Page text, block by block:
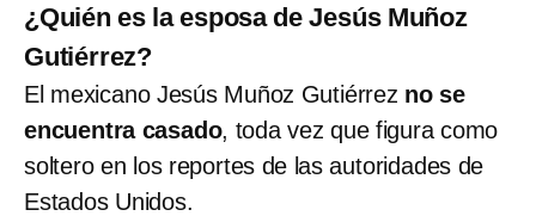
¿Quién es la esposa de Jesús Muñoz
Gutiérrez?
El mexicano Jesús Muñoz Gutiérrez no se
encuentra casado, toda vez que figura como
soltero en los reportes de las autoridades de
Estados Unidos.